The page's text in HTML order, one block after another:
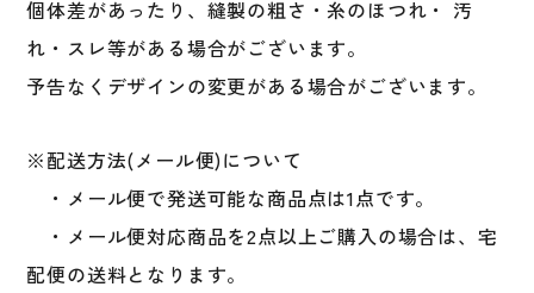
個体差があったり、縫製の粗さ・糸のほつれ・ 汚
れ・スレ等がある場合がございます。
予告なくデザインの変更がある場合がございます。
※配送方法(メール便)について
・メール便で発送可能な商品点は1点です。
・メール便対応商品を2点以上ご購入の場合は、宅
配便の送料となります。